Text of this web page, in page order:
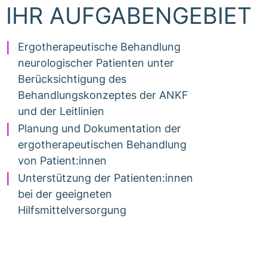
IHR AUFGABENGEBIET
Ergotherapeutische Behandlung
neurologischer Patienten unter
Berücksichtigung des
Behandlungskonzeptes der ANKF
und der Leitlinien
Planung und Dokumentation der
ergotherapeutischen Behandlung
von Patient:innen
Unterstützung der Patienten:innen
bei der geeigneten
Hilfsmittelversorgung